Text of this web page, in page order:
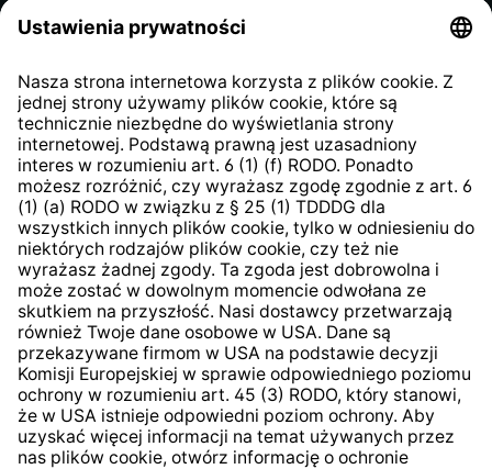
kontrahentów
Klauzula informacyjna strony
internetowej
Strategia podatkowa
System zgłaszania nieprawidłowości